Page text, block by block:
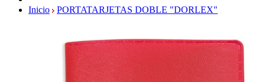
Inicio PORTATARJETAS DOBLE "DORLEX"